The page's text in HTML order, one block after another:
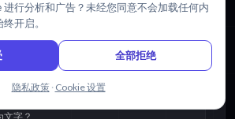
字？
行分析和广告？未经您同意不会加载任何内
开启。
全部拒绝
隐私政策 · Cookie 设置